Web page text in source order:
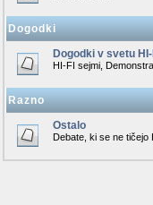
Dogodki
Dogodki v svetu
HI-FI sejmi,
Razno
Ostalo
Debate, ki se ne tičejo